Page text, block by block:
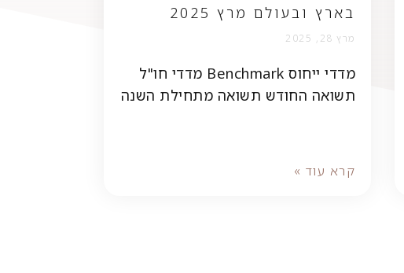
בארץ ובעולם מרץ 2025
מרץ 28, 2025
מדדי ייחוס Benchmark מדדי חו"ל
תשואה החודש תשואה מתחילת השנה
קרא עוד »